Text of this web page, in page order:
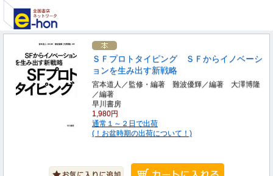
ＳＦプロトタイピング ＳＦからイノベーシ
ョンを生み出す新戦略
宮本道人／監修・編著 難波優輝／編著 大澤博隆
／編著
早川書房
1,980円
通常１～２日で出荷
(！お盆時期の出荷について！)